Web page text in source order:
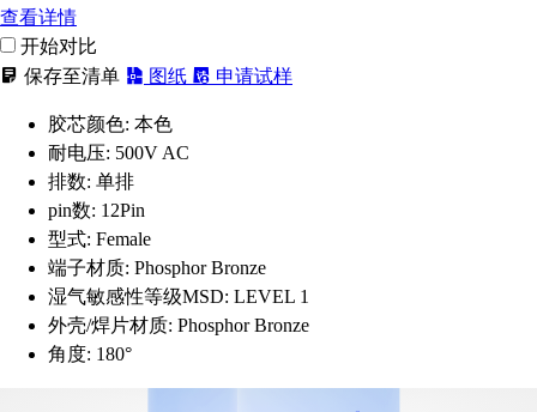
查看详情
开始对比
保存至清单
图纸 申请试样
胶芯颜色: 本色
耐电压: 500V AC
排数: 单排
pin数: 12Pin
型式: Female
端子材质: Phosphor Bronze
湿气敏感性等级MSD: LEVEL 1
外壳/焊片材质: Phosphor Bronze
角度: 180°